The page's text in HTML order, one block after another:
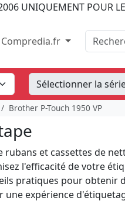
UNIQUEMENT POUR
Compredia.fr
Brother P-Touch 1950 VP
et cassettes de
l'efficacité de votre
pratiques pour obtenir
expérience